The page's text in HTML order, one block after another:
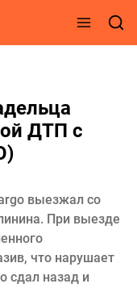
ДТП с
выезжал со
При выезде
что нарушает
сдал назад и